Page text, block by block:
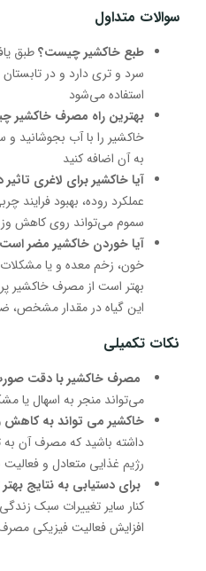
سوالات متداول
طبع خاکشیر چیست؟طبق
سرد و تری دارد و در
استفاده می‌شود
بهترین راه مصرف خاکشیر
خاکشیر را با آب بجوشانید
به آن اضافه کنید
آیا خاکشیر برای لاغری تاثیر
عملکرد روده، بهبود فرایند
سموم می‌تواند روی کاهش
آیا خوردن خاکشیر مضر
خون، زخم معده و یا
بهتر است از مصرف خاکشیر
این گیاه در مقدار مشخص،
نکات تکمیلی
مصرف خاکشیر با دقت
می‌تواند منجر به اسهال یا
خاکشیر می تواند به
داشته باشید که مصرف آن به
رژیم غذایی متعادل و
برای دستیابی به نتایج بهتر
کنار سایر تغییرات سبک
افزایش فعالیت فیزیکی